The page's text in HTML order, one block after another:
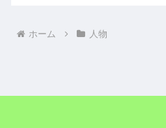
ホーム 人物